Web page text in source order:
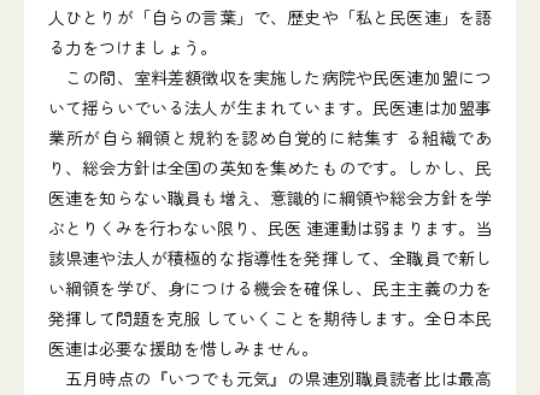
人ひとりが「自らの言葉」で、歴史や「私と民医連」を語
る力をつけましょう。
この間、室料差額徴収を実施した病院や民医連加盟につ
いて揺らいでいる法人が生まれています。民医連は加盟事
業所が自ら綱領と規約を認め自覚的に結集す る組織であ
り、総会方針は全国の英知を集めたものです。しかし、民
医連を知らない職員も増え、意識的に綱領や総会方針を学
ぶとりくみを行わない限り、民医 連運動は弱まります。当
該県連や法人が積極的な指導性を発揮して、全職員で新し
い綱領を学び、身につける機会を確保し、民主主義の力を
発揮して問題を克服 していくことを期待します。全日本民
医連は必要な援助を惜しみません。
五月時点の『いつでも元気』の県連別職員読者比は最高